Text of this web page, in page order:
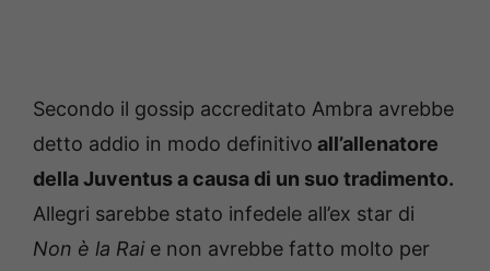
Secondo il gossip accreditato Ambra avrebbe
detto addio in modo definitivo all’allenatore
della Juventus a causa di un suo tradimento.
Allegri sarebbe stato infedele all’ex star di
Non è la Raie non avrebbe fatto molto per